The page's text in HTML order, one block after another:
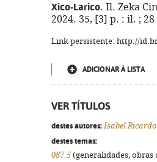
Xico-Larico. Il. Zeka
2024. 35, [3] p. : il. ; 28
Link persistente: http://
ADICIONAR À LISTA
VER TÍTULOS
destes autores: Isabel
destes temas:
087.5 (generalidades,